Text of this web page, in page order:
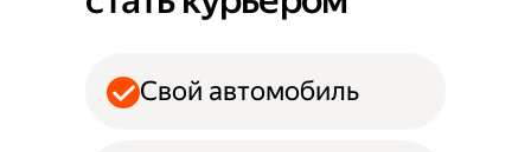
Свой автомобиль